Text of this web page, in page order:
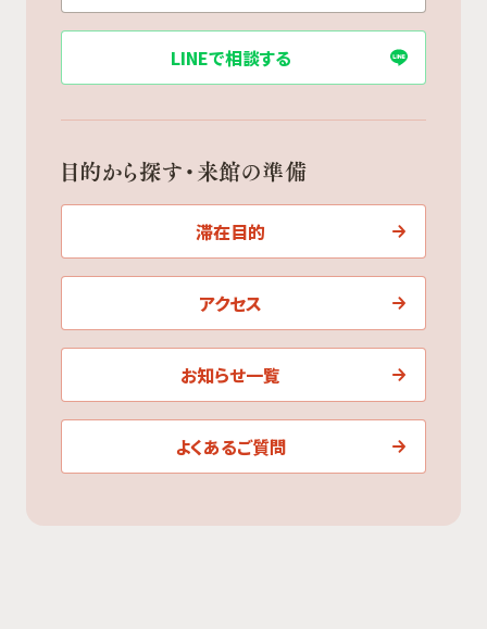
LINEで相談する
目的から探す・来館の準備
滞在目的
アクセス
お知らせ一覧
よくあるご質問